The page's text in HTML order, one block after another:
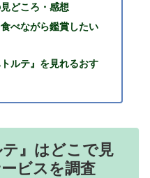
どころ・感想
べながら鑑賞したい
ルテ』を見れるおす
』はどこで見
ビスを調査